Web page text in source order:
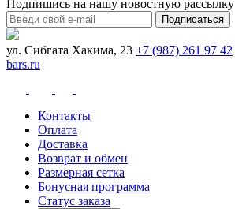
Подпишись на нашу новостную рассылку
Подписаться
ул. Сибгата Хакима, 23 +7 (987) 261 97 42
bars.ru
Контакты
Оплата
Доставка
Возврат и обмен
Размерная сетка
Бонусная программа
Статус заказа